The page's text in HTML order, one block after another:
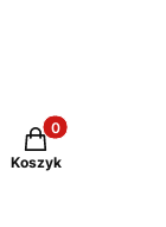
Produkty w
Koszyk